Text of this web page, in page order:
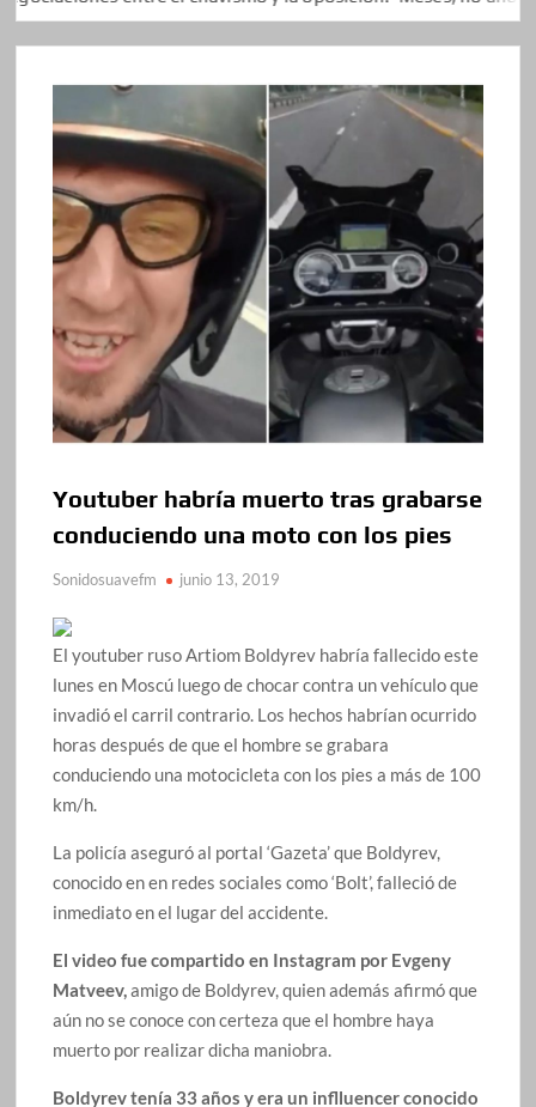
Youtuber habría muerto tras grabarse
conduciendo una moto con los pies
Sonidosuavefm junio 13, 2019
El youtuber ruso Artiom Boldyrev habría fallecido este
lunes en Moscú luego de chocar contra un vehículo que
invadió el carril contrario. Los hechos habrían ocurrido
horas después de que el hombre se grabara
conduciendo una motocicleta con los pies a más de 100
km/h.
La policía aseguró al portal ‘Gazeta’ que Boldyrev,
conocido en en redes sociales como ‘Bolt’, falleció de
inmediato en el lugar del accidente.
El video fue compartido en Instagram por Evgeny
Matveev,amigo de Boldyrev, quien además afirmó que
aún no se conoce con certeza que el hombre haya
muerto por realizar dicha maniobra.
Boldyrev tenía 33 años y era un inflluencer conocido